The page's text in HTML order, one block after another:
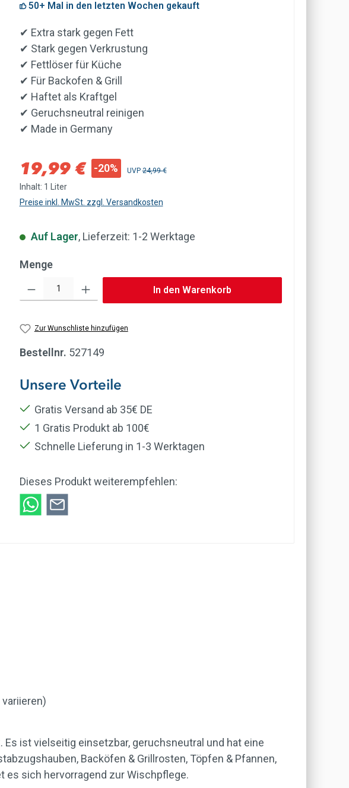
50+ Mal in den letzten Wochen gekauft
✔ Extra stark gegen Fett
✔ Stark gegen Verkrustung
✔ Fettlöser für Küche
✔ Für Backofen & Grill
✔ Haftet als Kraftgel
✔ Geruchsneutral reinigen
✔ Made in Germany
Verkaufspreis:
19,99 € -20% Regulärer Preis:
UVP24,99 €
Inhalt: 1 Liter
Preise inkl. MwSt. zzgl. Versandkosten
Auf Lager, Lieferzeit: 1-2 Werktage
Menge
In den Warenkorb
Zur Wunschliste hinzufügen
Bestellnr. 527149
Unsere Vorteile
Gratis Versand ab 35€ DE
1 Gratis Produkt ab 100€
Schnelle Lieferung in 1-3 Werktagen
Dieses Produkt weiterempfehlen:
ist vielseitig einsetzbar, geruchsneutral und hat eine
Backöfen & Grillrosten, Töpfen & Pfannen,
es sich hervorragend zur Wischpflege.